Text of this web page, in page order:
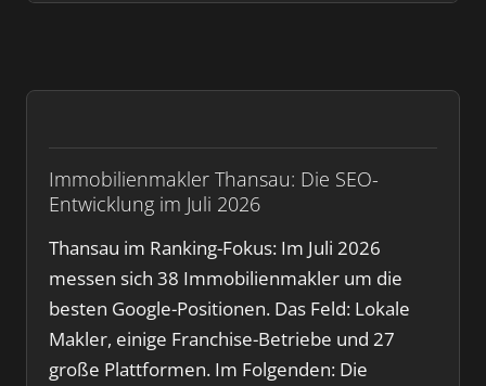
Immobilienmakler Thansau: Die SEO-
Entwicklung im Juli 2026
Thansau im Ranking-Fokus: Im Juli 2026
messen sich 38 Immobilienmakler um die
besten Google-Positionen. Das Feld: Lokale
Makler, einige Franchise-Betriebe und 27
große Plattformen. Im Folgenden: Die